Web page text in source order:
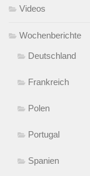
Videos
Wochenberichte
Deutschland
Frankreich
Polen
Portugal
Spanien